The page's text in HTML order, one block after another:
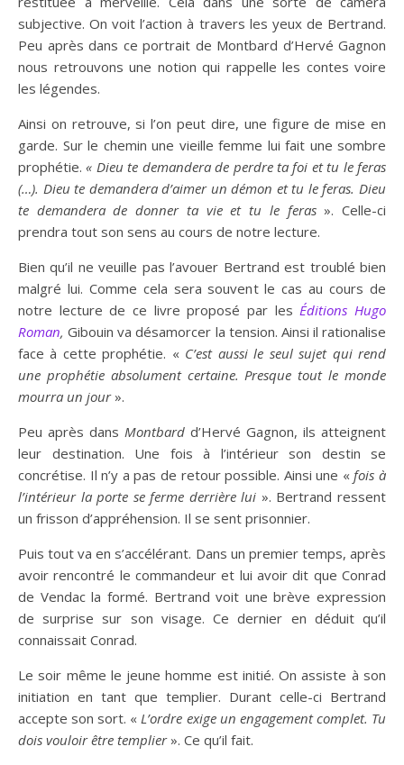
subjective. On voit l’action à travers les yeux de Bertrand.
Peu après dans ce portrait de Montbard d’Hervé Gagnon
nous retrouvons une notion qui rappelle les contes voire
les légendes.
Ainsi on retrouve, si l’on peut dire, une figure de mise en
garde. Sur le chemin une vieille femme lui fait une sombre
prophétie.« Dieu te demandera de perdre ta foi et tu le feras
(…). Dieu te demandera d’aimer un démon et tu le feras. Dieu
te demandera de donner ta vie et tu le feras». Celle-ci
prendra tout son sens au cours de notre lecture.
Bien qu’il ne veuille pas l’avouer Bertrand est troublé bien
malgré lui. Comme cela sera souvent le cas au cours de
notre lecture de ce livre proposé par lesÉditions Hugo
Roman,Gibouin va désamorcer la tension. Ainsi il rationalise
face à cette prophétie. « C’est aussi le seul sujet qui rend
une prophétie absolument certaine. Presque tout le monde
mourra un jour».
Peu après dans Montbard d’Hervé Gagnon, ils atteignent
leur destination. Une fois à l’intérieur son destin se
concrétise. Il n’y a pas de retour possible. Ainsi une «fois à
l’intérieur la porte se ferme derrière lui ». Bertrand ressent
un frisson d’appréhension. Il se sent prisonnier.
Puis tout va en s’accélérant. Dans un premier temps, après
avoir rencontré le commandeur et lui avoir dit que Conrad
de Vendac la formé. Bertrand voit une brève expression
de surprise sur son visage. Ce dernier en déduit qu’il
connaissait Conrad.
Le soir même le jeune homme est initié. On assiste à son
initiation en tant que templier. Durant celle-ci Bertrand
accepte son sort. «L’ordre exige un engagement complet. Tu
dois vouloir être templier». Ce qu’il fait.